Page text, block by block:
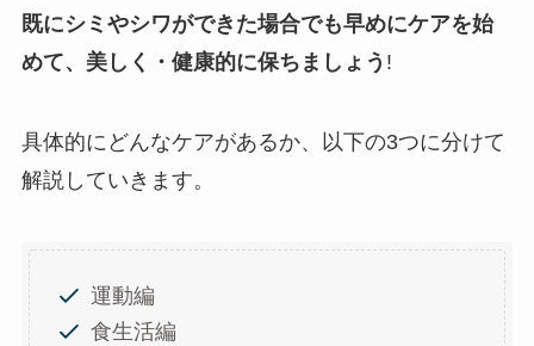
既にシミやシワができた場合でも早めにケアを始
めて、美しく・健康的に保ちましょう !
具体的にどんなケアがあるか、以下の3つに分けて
解説していきます。
運動編
食生活編